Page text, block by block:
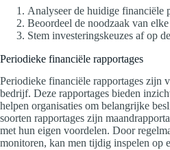
Analyseer de huidige financiële
Beoordeel de noodzaak van
Stem investeringskeuzes af op
Periodieke financiële rapportages
Periodieke financiële rapportages zijn
bedrijf. Deze rapportages bieden
helpen organisaties om belangrijke
soorten rapportages zijn
met hun eigen voordelen. Door
monitoren, kan men tijdig inspelen op